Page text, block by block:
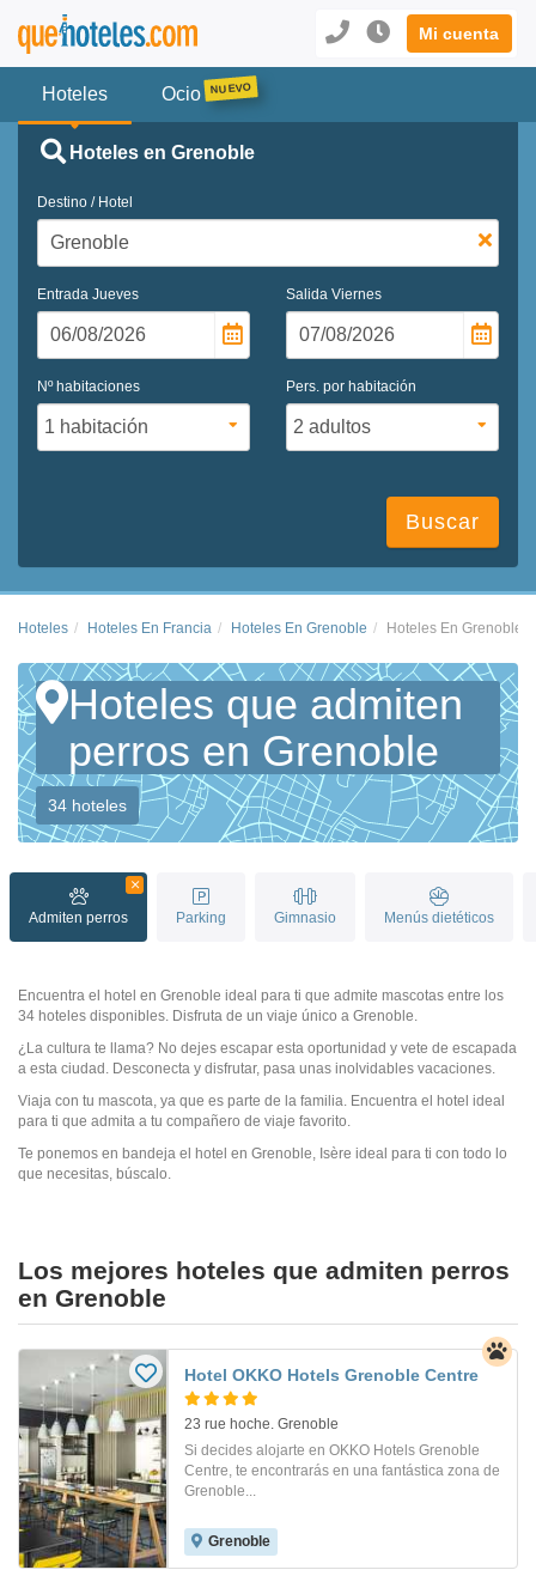
Mi cuenta
Hoteles Ocio
Hoteles en Grenoble
Destino / Hotel
Entrada Jueves Salida Viernes
Nº habitaciones Pers. por habitación
Buscar
Hoteles Hoteles En Francia Hoteles En Grenoble Hoteles En Grenoble
Hoteles que admiten
perros en Grenoble
34 hoteles
Admiten perros Parking Gimnasio Menús dietéticos
Encuentra el hotel en Grenoble ideal para ti que admite mascotas entre los
34 hoteles disponibles. Disfruta de un viaje único a Grenoble.
¿La cultura te llama? No dejes escapar esta oportunidad y vete de escapada
a esta ciudad. Desconecta y disfrutar, pasa unas inolvidables vacaciones.
Viaja con tu mascota, ya que es parte de la familia. Encuentra el hotel ideal
para ti que admita a tu compañero de viaje favorito.
Te ponemos en bandeja el hotel en Grenoble, Isère ideal para ti con todo lo
que necesitas, búscalo.
Los mejores hoteles que admiten perros
en Grenoble
Hotel OKKO Hotels Grenoble Centre
23 rue hoche. Grenoble
Si decides alojarte en OKKO Hotels Grenoble
Centre, te encontrarás en una fantástica zona de
Grenoble...
Grenoble